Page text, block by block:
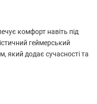
комфорт навіть під
геймерський
який додає сучасності та